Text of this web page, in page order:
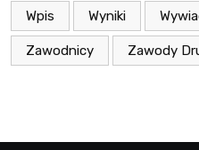
Wpis Wyniki
Zawodnicy Zawody